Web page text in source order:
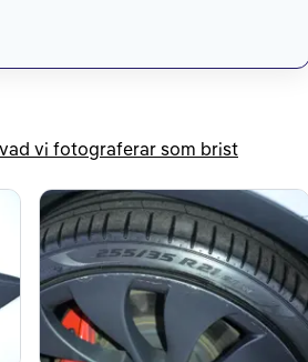
vi fotograferar som brist